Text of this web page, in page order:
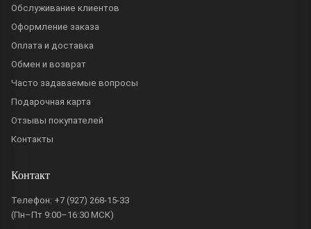
Обслуживание клиентов
Оформление заказа
Оплата и доставка
Обмен и возврат
Часто задаваемые вопросы
Подарочная карта
Отзывы покупателей
Контакты
Контакт
Телефон: +7 (927) 268-15-33
(Пн–Пт 9:00–16:30 МСК)